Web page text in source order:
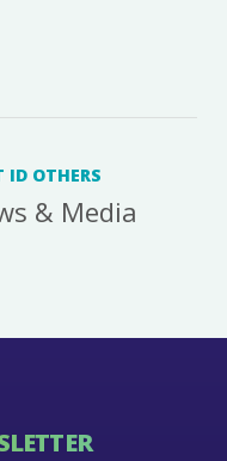
ID OTHERS
& Media